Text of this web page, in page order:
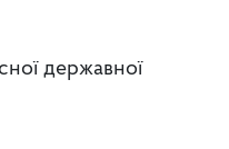
державної